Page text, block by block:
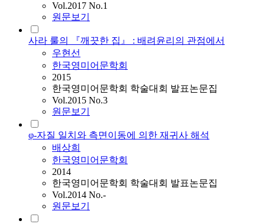
Vol.2017 No.1
원문보기
사라 룰의 『깨끗한 집』 : 배려윤리의 관점에서
우현선
한국영미어문학회
2015
한국영미어문학회 학술대회 발표논문집
Vol.2015 No.3
원문보기
φ-자질 일치와 측면이동에 의한 재귀사 해석
배상희
한국영미어문학회
2014
한국영미어문학회 학술대회 발표논문집
Vol.2014 No.-
원문보기